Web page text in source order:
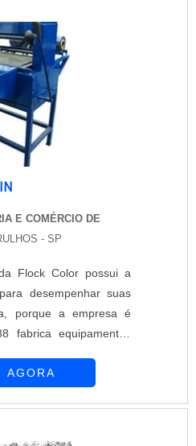
excepcional, a
certa para garantir a
adequado do seu
E COMÉRCIO DE
- SP
Flock Color possui a
desempenhar suas
porque a empresa é
fabrica equipamentos
no município
de Vila Augusta, com
AGORA